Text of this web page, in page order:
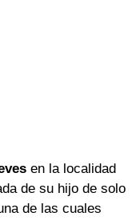
en la localidad
de su hijo de solo
de las cuales